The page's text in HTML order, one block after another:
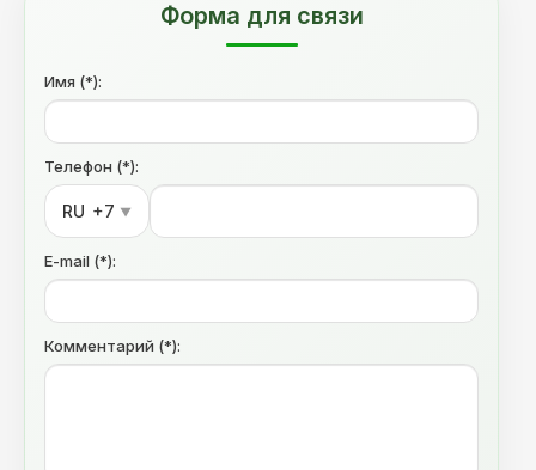
Форма для связи
Имя (*):
Телефон (*):
RU +7 ▼
E-mail (*):
Комментарий (*):